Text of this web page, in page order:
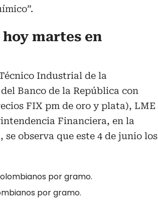
martes en
Industrial de la
Banco de la República con
FIX pm de oro y plata), LME
Financiera, en la
observa que este 4 de junio los
por gramo.
por gramo.